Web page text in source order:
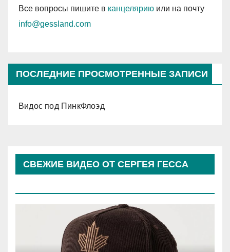
Все вопросы пишите в канцелярию или на почту
info@gessland.com
ПОСЛЕДНИЕ ПРОСМОТРЕННЫЕ ЗАПИСИ
Видос под ПинкФлоэд
СВЕЖИЕ ВИДЕО ОТ СЕРГЕЯ ГЕССА